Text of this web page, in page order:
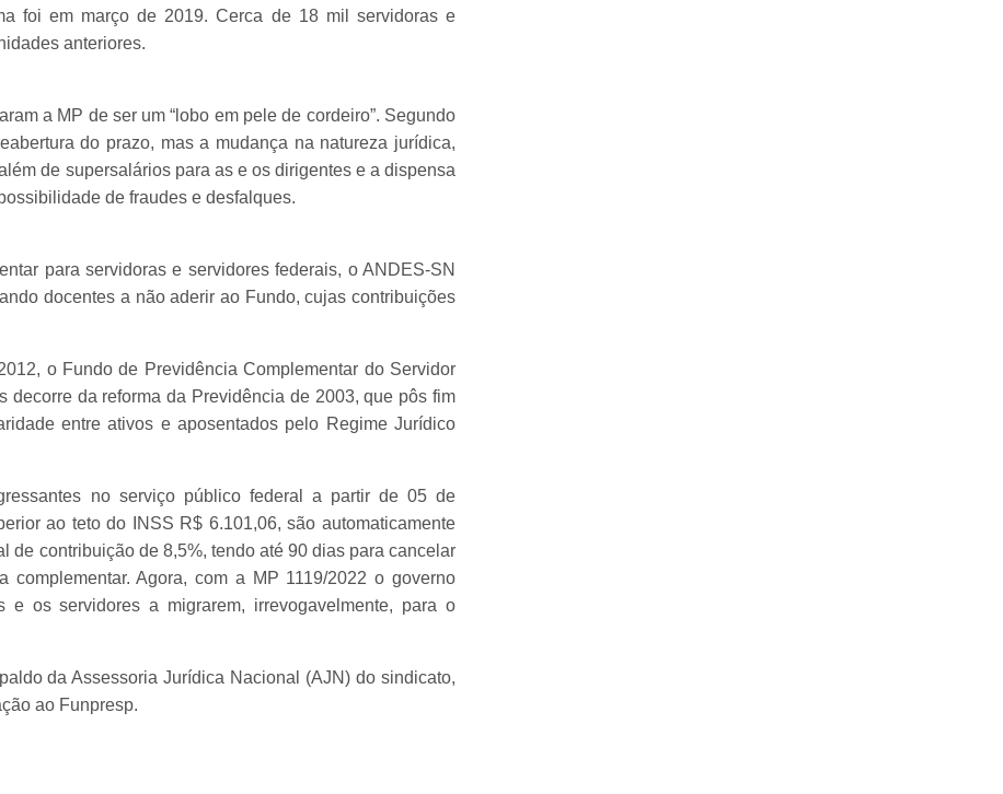
foi em março de 2019. Cerca de 18 mil servidoras e
anteriores.
a MP de ser um “lobo em pele de cordeiro”. Segundo
do prazo, mas a mudança na natureza jurídica,
de supersalários para as e os dirigentes e a dispensa
de fraudes e desfalques.
para servidoras e servidores federais, o ANDES-SN
docentes a não aderir ao Fundo, cujas contribuições
o Fundo de Previdência Complementar do Servidor
decorre da reforma da Previdência de 2003, que pôs fim
entre ativos e aposentados pelo Regime Jurídico
no serviço público federal a partir de 05 de
ao teto do INSS R$ 6.101,06, são automaticamente
de contribuição de 8,5%, tendo até 90 dias para cancelar
complementar. Agora, com a MP 1119/2022 o governo
e os servidores a migrarem, irrevogavelmente, para o
da Assessoria Jurídica Nacional (AJN) do sindicato,
ao Funpresp.